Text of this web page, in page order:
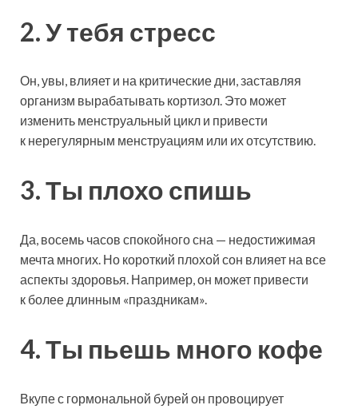
2. У тебя стресс
Он, увы, влияет и на критические дни, заставляя
организм вырабатывать кортизол. Это может
изменить менструальный цикл и привести
к нерегулярным менструациям или их отсутствию.
3. Ты плохо спишь
Да, восемь часов спокойного сна — недостижимая
мечта многих. Но короткий плохой сон влияет на все
аспекты здоровья. Например, он может привести
к более длинным «праздникам».
4. Ты пьешь много кофе
Вкупе с гормональной бурей он провоцирует